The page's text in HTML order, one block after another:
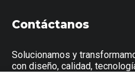
Contáctanos
Solucionamos y
con diseño, calidad,